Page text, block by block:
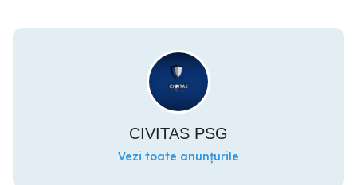
CIVITAS PSG
Vezi toate anunțurile